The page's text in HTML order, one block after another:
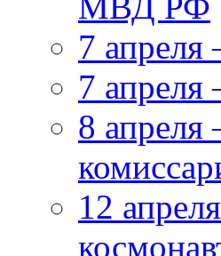
7 апреля
7
8 апреля
12